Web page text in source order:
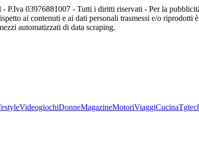
P.Iva 03976881007 - Tutti i diritti riservati - Per la
ai contenuti e ai dati personali trasmessi e/o
automatizzati di data scraping.
VideogiochiDonneMagazineMotoriViaggiCucina